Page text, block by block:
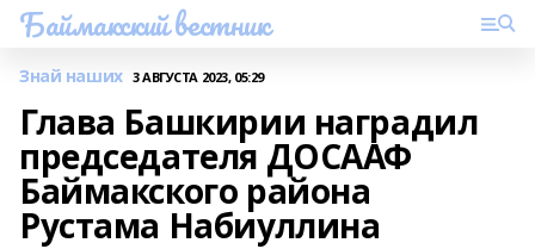
Баймакский вестник
Знай наших 3 АВГУСТА 2023, 05:29
Глава Башкирии наградил
председателя ДОСААФ
Баймакского района
Рустама Набиуллина